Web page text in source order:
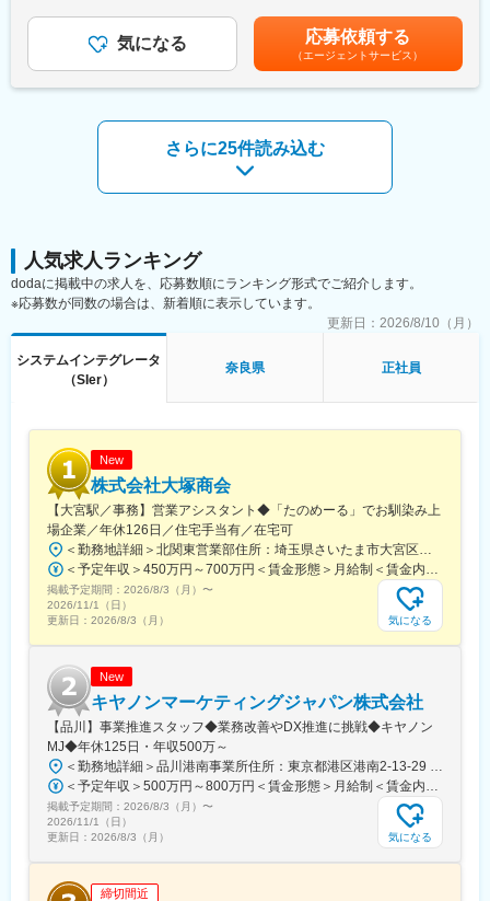
■具体的には：
顧客である金融機関のユーザー部門に常駐し、以下の業務を担当
◇問い合わせ対応、障害発生時の一次切り分け・調査・対応
◇既存機能の改修、軽微な機能追加などのエンハンス対応
◇クライアントからの要望・課題の整理、改善提案
◇社内開発チーム（請負開発側）との連携・各種調整
※既存システムを理解し、安定運用と改善を積み重ねていく業務が
■チーム構成：
常駐先にもよりますが、基本的には複数名体制での常駐を想定し
ています。
同じ現場に当社メンバーがいるため、相談や情報共有がしやすい
環境です。
当社の請負開発チームと協業するケースも多く、客先常駐であり
ながらも「当社の一員として仕事を進めている」実感を持てる体
■仕事のやりがい：
◇自社開発したWebシステムを、クライアントが日々の業務で利
用する最前線で支え、より使いやすく、より安定したシステムへ
と育てていく役割を担っていただきます。
◇顧客折衝から要件整理、エンハンス方針の検討、設計・改修、
運用保守まで一貫して関われるため、システムが改善されていく
過程を自分の成果として実感できます。
◇「金融×IT」を軸に幅広い事業を展開する当社で、裁量を持って
働ける環境があり、自身の成長が会社の成長につながる手応えを
感じられます。
・金融機関向けシステムの運用・保守ノウハウ
・ミッションクリティカルな環境での障害対応・影響調査スキル
・折衝力、要件整理・調整力
・既存Webシステムの構造理解力・改善提案力
変更の範囲：会社の定める業務
給与補足＞※前職給与・経験・能力、またご面接を通してのお話し
合いを参考に、年俸制で規定により優遇いたします。賃金はあく
までも目安の金額であり、選考を通じて上下する可能性がありま
す。月給(月額)は固定手当を含めた表記です。
気になる 応募依頼する
（エージェントサービス）
さらに25件読み込む
人気求人ランキング
dodaに掲載中の求人を、応募数順にランキング形式でご紹介します。
※応募数が同数の場合は、新着順に表示しています。
更新日： 2026/8/10（月）
システムインテグレータ
（SIer）
奈良県 正社員
New
株式会社大塚商会
【大宮駅／事務】営業アシスタント◆「たのめーる」でお馴染み上
場企業／年休126日／住宅手当有／在宅可
＜勤務地詳細＞北関東営業部住所：埼玉県さいたま市大宮区桜木町1-195-1 大宮ソラミチKOZ 12階受動喫煙対策：屋内全面禁煙変更の範囲：会社の定める事業所（リモートワーク含む）
＜予定年収＞450万円～700万円＜賃金形態＞月給制＜賃金内訳＞月額（基本給）：274,000円～400,000円＜月給＞274,000円～400,000円＜昇給有無＞有＜残業手当＞有＜給与補足＞※経験・スキルを考慮のうえ、当社規定にて決定■昇給：年1回■賞与：年2回（7月・12月）賃金はあくまでも目安の金額であり、選考を通じて上下する可能性があります。月給(月額)は固定手当を含めた表記です。
掲載予定期間： 2026/8/3（月） 〜
2026/11/1（日）
更新日： 2026/8/3（月） 気になる
New
キヤノンマーケティングジャパン株式会社
【品川】事業推進スタッフ◆業務改善やDX推進に挑戦◆キヤノン
MJ◆年休125日・年収500万～
＜勤務地詳細＞品川港南事業所住所：東京都港区港南2-13-29 キヤノン港南ビル勤務地最寄駅：JR線／品川駅受動喫煙対策：屋内全面禁煙変更の範囲：会社の定める事業所（リモートワーク含む）
＜予定年収＞500万円～800万円＜賃金形態＞月給制＜賃金内訳＞月額（基本給）：280,000円～450,000円＜月給＞280,000円～450,000円＜昇給有無＞有＜残業手当＞有＜給与補足＞※経験・スキル・年齢等を考慮の上、当社規定により決定します。■業績昇給：年1回（4月）■賞与：年2回（6月・12月）賃金はあくまでも目安の金額であり、選考を通じて上下する可能性があります。月給(月額)は固定手当を含めた表記です。
掲載予定期間： 2026/8/3（月） 〜
2026/11/1（日）
更新日： 2026/8/3（月） 気になる
締切間近